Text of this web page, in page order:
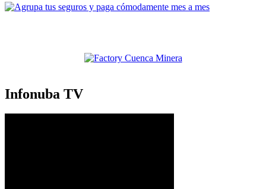
Infonuba TV